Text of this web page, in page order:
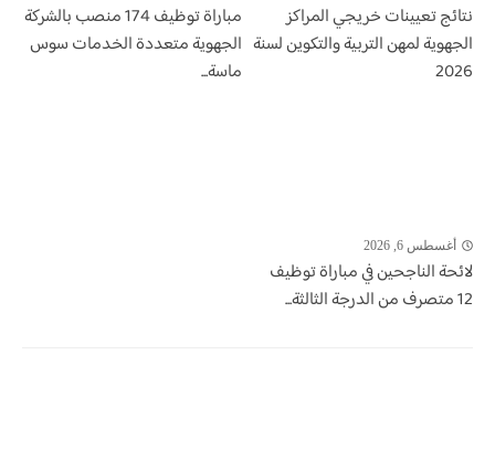
نتائج تعيينات خريجي المراكز
الجهوية لمهن التربية والتكوين لسنة
2026
مباراة توظيف 174 منصب بالشركة
الجهوية متعددة الخدمات سوس
ماسة...
أغسطس 6, 2026
لائحة الناجحين في مباراة توظيف
12 متصرف من الدرجة الثالثة...